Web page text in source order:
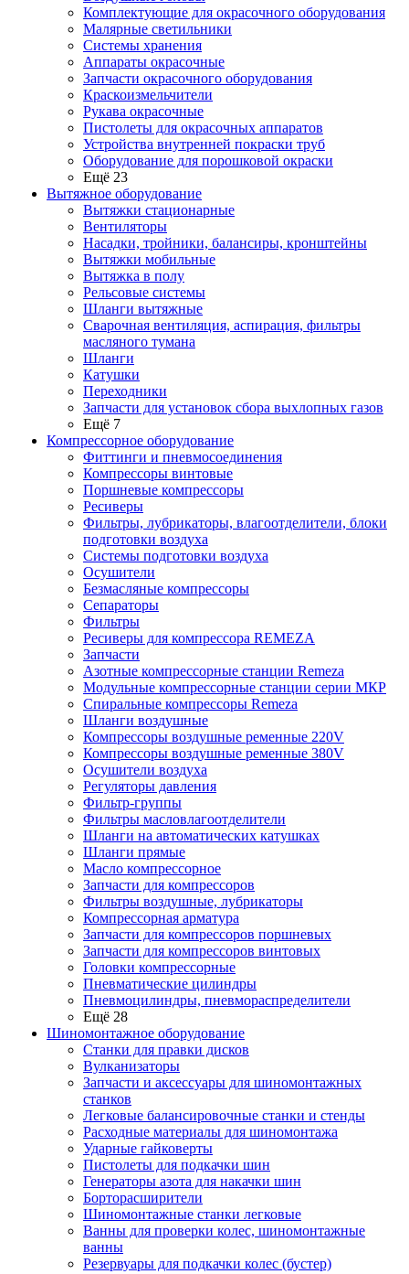
Комплектующие для окрасочного оборудования
Малярные светильники
Системы хранения
Аппараты окрасочные
Запчасти окрасочного оборудования
Краскоизмельчители
Рукава окрасочные
Пистолеты для окрасочных аппаратов
Устройства внутренней покраски труб
Оборудование для порошковой окраски
Ещё 23
Вытяжное оборудование
Вытяжки стационарные
Вентиляторы
Насадки, тройники, балансиры, кронштейны
Вытяжки мобильные
Вытяжка в полу
Рельсовые системы
Шланги вытяжные
Сварочная вентиляция, аспирация, фильтры
масляного тумана
Шланги
Катушки
Переходники
Запчасти для установок сбора выхлопных газов
Ещё 7
Компрессорное оборудование
Фиттинги и пневмосоединения
Компрессоры винтовые
Поршневые компрессоры
Ресиверы
Фильтры, лубрикаторы, влагоотделители, блоки
подготовки воздуха
Системы подготовки воздуха
Осушители
Безмасляные компрессоры
Сепараторы
Фильтры
Ресиверы для компрессора REMEZA
Запчасти
Азотные компрессорные станции Remeza
Модульные компрессорные станции серии МКР
Спиральные компрессоры Remeza
Шланги воздушные
Компрессоры воздушные ременные 220V
Компрессоры воздушные ременные 380V
Осушители воздуха
Регуляторы давления
Фильтр-группы
Фильтры масловлагоотделители
Шланги на автоматических катушках
Шланги прямые
Масло компрессорное
Запчасти для компрессоров
Фильтры воздушные, лубрикаторы
Компрессорная арматура
Запчасти для компрессоров поршневых
Запчасти для компрессоров винтовых
Головки компрессорные
Пневматические цилиндры
Пневмоцилиндры, пневмораспределители
Ещё 28
Шиномонтажное оборудование
Станки для правки дисков
Вулканизаторы
Запчасти и аксессуары для шиномонтажных
станков
Легковые балансировочные станки и стенды
Расходные материалы для шиномонтажа
Ударные гайковерты
Пистолеты для подкачки шин
Генераторы азота для накачки шин
Борторасширители
Шиномонтажные станки легковые
Ванны для проверки колес, шиномонтажные
ванны
Резервуары для подкачки колес (бустер)